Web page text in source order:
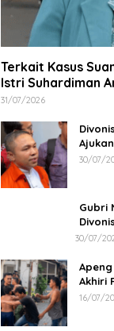
Terkait Kasus
Istri Suhardiman
31/07/2026
30/07/
Gubri
30/07/
Akhiri
16/07/